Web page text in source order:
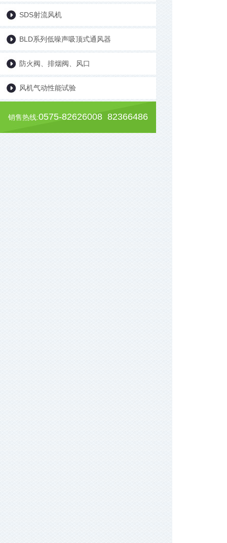
SDS射流风机
BLD系列低噪声吸顶式通风器
防火阀、排烟阀、风口
风机气动性能试验
销售热线:0575-82626008 82366486